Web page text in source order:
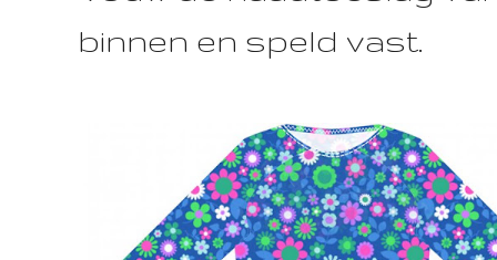
binnen en speld vast.